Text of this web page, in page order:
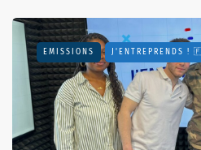
EMISSIONS J'ENTREPRENDS !